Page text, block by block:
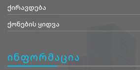
ქირავდება
ქონების ყიდვა
ინფორმაცია